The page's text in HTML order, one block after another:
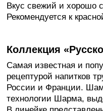
Вкус свежий и хорошо
Рекомендуется к
Коллекция
Самая известная и
рецептурой напитков
России и Франции.
технологии Шарма,